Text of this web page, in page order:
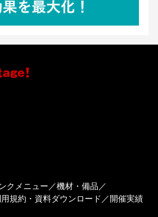
クメニュー
機材・備品
規約・資料ダウンロード 開催実績